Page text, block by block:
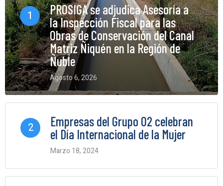
1
PROSIGA se adjudica Asesoría a
la Inspección Fiscal para las
Obras de Conservación del Canal
Matriz Ñiquén en la Región de
Ñuble
Agosto 6, 2026
0 Comments
2
Empresas del Grupo O2 celebran
el Día Internacional de la Mujer
Marzo 18, 2024